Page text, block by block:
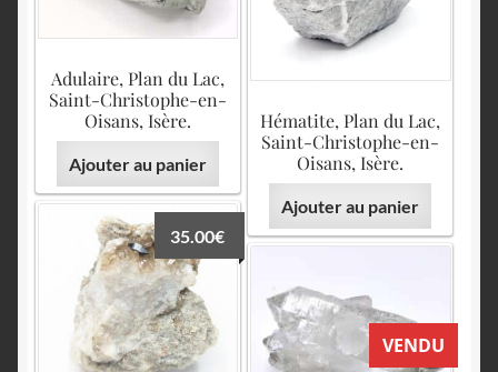
Adulaire, Plan du Lac,
Saint-Christophe-en-
Oisans, Isère.
Ajouter au panier
Hématite, Plan du Lac,
Saint-Christophe-en-
Oisans, Isère.
Ajouter au panier
35.00€
VENDU